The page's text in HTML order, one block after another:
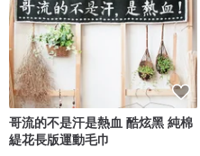
哥流的不是汗是熱血 酷炫黑 純棉
緹花長版運動毛巾